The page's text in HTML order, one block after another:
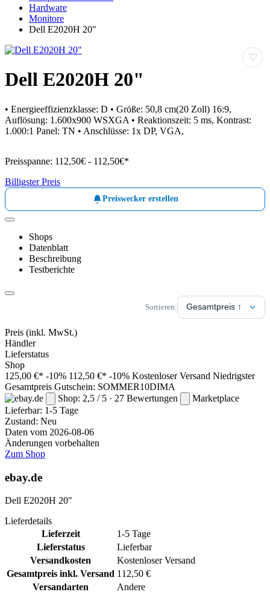
Hardware
Monitore
Dell E2020H 20"
♡
Dell E2020H 20"
• Energieeffizienzklasse: D • Größe: 50,8 cm(20 Zoll) 16:9,
Auflösung: 1.600x900 WSXGA • Reaktionszeit: 5 ms, Kontrast:
1.000:1 Panel: TN • Anschlüsse: 1x DP, VGA,
Preisspanne: 112,50€ - 112,50€*
Billigster Preis
Preiswecker erstellen
Shops
Datenblatt
Beschreibung
Testberichte
Sortieren:
Preis (inkl. MwSt.)
Händler
Lieferstatus
Shop
125,00 €* -10% 112,50 €* -10% Kostenloser Versand Niedrigster
Gesamtpreis Gutschein: SOMMER10DIMA
Shop: 2,5 / 5 · 27 Bewertungen
Marketplace
Lieferbar: 1-5 Tage
Zustand: Neu
Daten vom 2026-08-06
Änderungen vorbehalten
Zum Shop
ebay.de
Dell E2020H 20"
Lieferdetails
Lieferzeit
1-5 Tage
Lieferstatus
Lieferbar
Versandkosten
Kostenloser Versand
Gesamtpreis inkl. Versand 112,50 €
Versandarten
Andere